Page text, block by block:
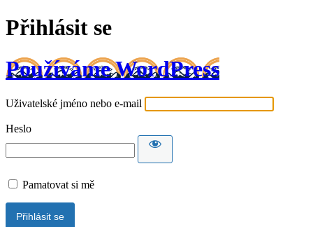
Přihlásit se
Používáme WordPress
Uživatelské jméno nebo e-mail
Heslo
Pamatovat si mě